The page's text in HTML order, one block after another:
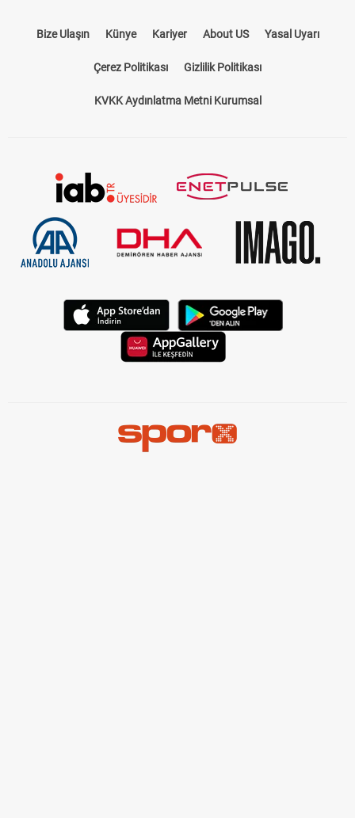
Bize Ulaşın Künye Kariyer About US Yasal Uyarı
Çerez Politikası Gizlilik Politikası
KVKK Aydınlatma Metni Kurumsal